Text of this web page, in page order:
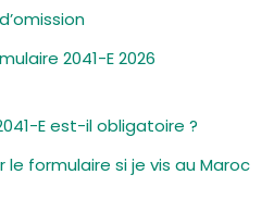
2041-E 2026
E est-il obligatoire ?
le formulaire si je vis au Maroc